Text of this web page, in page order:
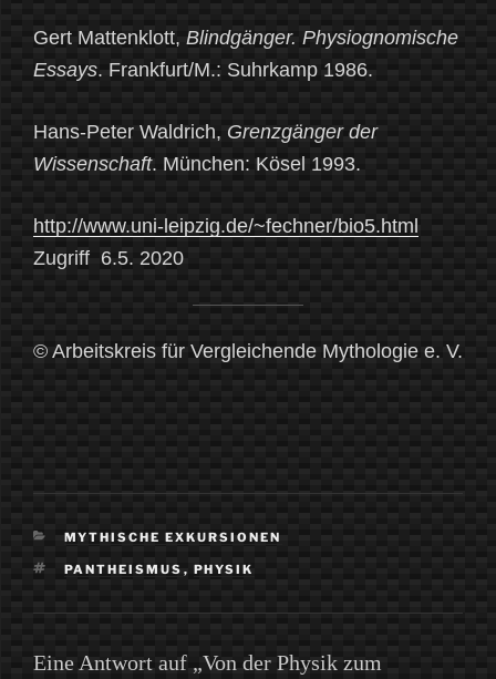
Gert Mattenklott, Blindgänger. Physiognomische
Essays. Frankfurt/M.: Suhrkamp 1986.
Hans-Peter Waldrich, Grenzgänger der
Wissenschaft. München: Kösel 1993.
http://www.uni-leipzig.de/~fechner/bio5.html
Zugriff 6.5. 2020
© Arbeitskreis für Vergleichende Mythologie e. V.
KATEGORIEN
MYTHISCHE EXKURSIONEN
SCHLAGWÖRTER
PANTHEISMUS , PHYSIK
Eine Antwort auf „Von der Physik zum